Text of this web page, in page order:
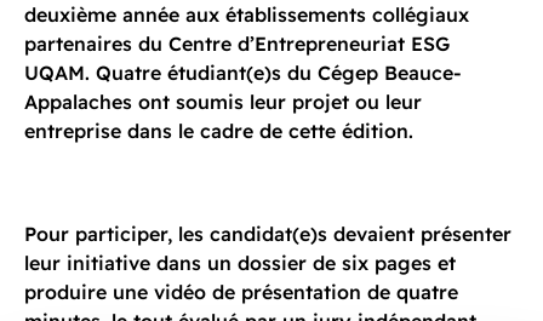
deuxième année aux établissements collégiaux
partenaires du Centre d’Entrepreneuriat ESG
UQAM. Quatre étudiant(e)s du Cégep Beauce-
Appalaches ont soumis leur projet ou leur
entreprise dans le cadre de cette édition.
Pour participer, les candidat(e)s devaient présenter
leur initiative dans un dossier de six pages et
produire une vidéo de présentation de quatre